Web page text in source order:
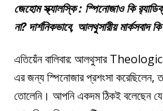
জেহোম স্ক্যালস্কি : স্পিনোজাও কি
না? দার্শনিকভাবে, আলথুসারীয় মার্কসবাদ
এতিয়েঁন বালিবার: আলথুসার
এর জন্য স্পিনোজার প্রশংসা করেছিলেন,
তোলেনি। আপনি একদম ঠিকই বলেছেন যে